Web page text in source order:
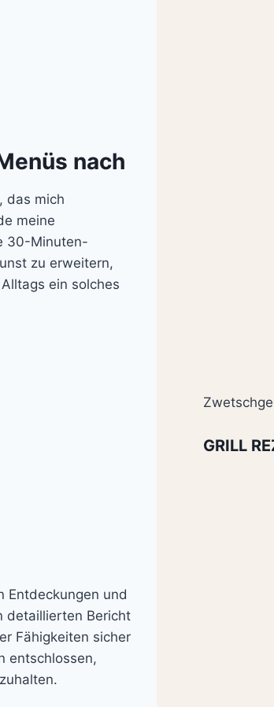
nach
das mich
meine
30-Minuten-
zu erweitern,
ein solches
Entdeckungen und
detaillierten Bericht
Fähigkeiten sicher
entschlossen,
GRILL